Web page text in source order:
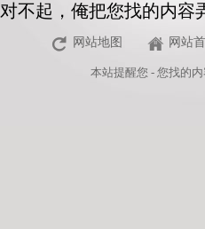
对不起，俺把您找的内容
网站地图 网站
本站提醒您 - 您找的